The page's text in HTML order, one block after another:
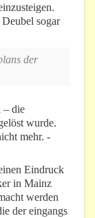
sogar
der
– die
wurde.
mehr. -
Eindruck
in Mainz
werden
der eingangs